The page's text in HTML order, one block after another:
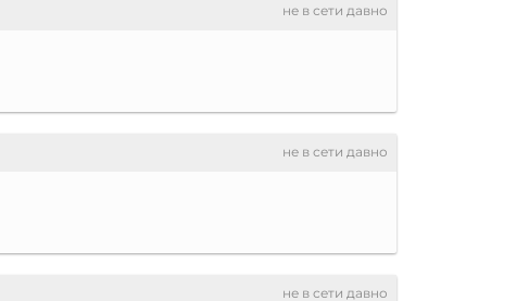
не в сети давно
не в сети давно
не в сети давно